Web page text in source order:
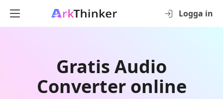
Logga in
Gratis Audio
Converter online